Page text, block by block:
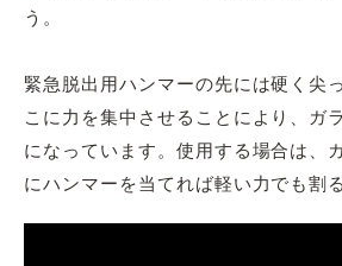
う。
緊急脱出用ハンマーの先には硬く尖
こに力を集中させることにより、ガ
になっています。使用する場合は、
にハンマーを当てれば軽い力でも割